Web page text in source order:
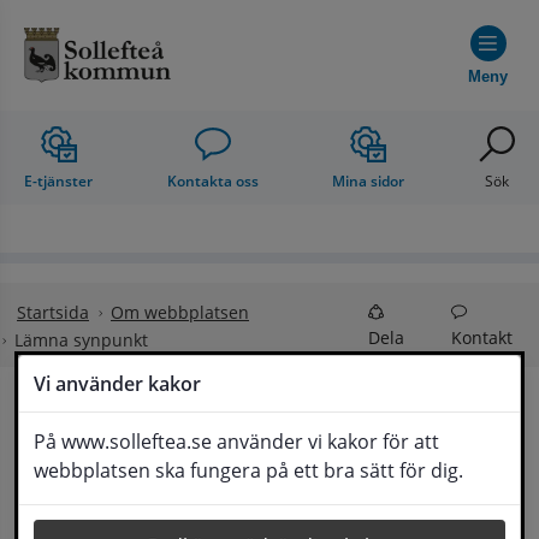
Vi använder kakor
På www.solleftea.se använder vi kakor för att
webbplatsen ska fungera på ett bra sätt för dig.
Meny
E-tjänster Kontakta oss Mina sidor Sök
Startsida
Om webbplatsen
Lämna synpunkt
Dela Kontakt
Lämna synpunkt
Här kan du lämna synpunkter, förslag och